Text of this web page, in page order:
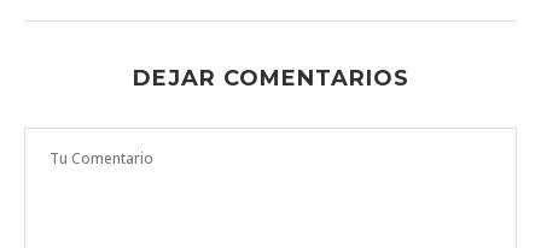
DEJAR COMENTARIOS